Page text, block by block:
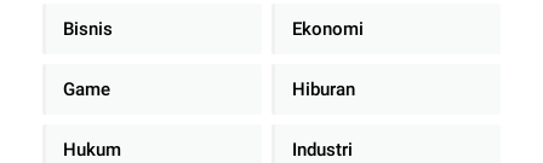
Bisnis Ekonomi
Game Hiburan
Hukum Industri